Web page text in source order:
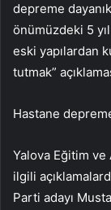
depreme
önümüzdeki 5
eski yapılardan
tutmak”
Hastane
Yalova Eğitim ve
ilgili
Parti adayı